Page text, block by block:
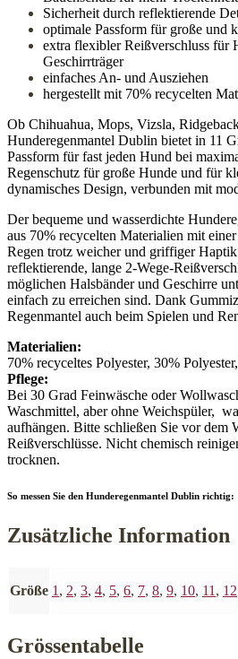
Sicherheit durch reflektierende
optimale Passform für große und
extra flexibler Reißverschluss für
Geschirrträger
einfaches An- und Ausziehen
hergestellt mit 70% recycelten
Ob Chihuahua, Mops, Vizsla,
Hunderegenmantel Dublin bietet in 11
Passform für fast jeden Hund bei
Regenschutz für große Hunde und für
dynamisches Design, verbunden mit
Der bequeme und wasserdichte
aus 70% recycelten Materialien mit
Regen trotz weicher und griffiger
reflektierende, lange 2-Wege-
möglichen Halsbänder und Geschirre
einfach zu erreichen sind. Dank
Regenmantel auch beim Spielen und
Materialien:
70% recyceltes Polyester, 30%
Pflege:
Bei 30 Grad Feinwäsche oder
Waschmittel, aber ohne Weichspüler,
aufhängen. Bitte schließen Sie vor dem
Reißverschlüsse. Nicht chemisch
trocknen.
So messen Sie den Hunderegenmantel Dublin richtig:
Zusätzliche Information
Größe 1 , 2, 3, 4, 5, 6, 7, 8, 9, 10, 11 , 12
Grössentabelle